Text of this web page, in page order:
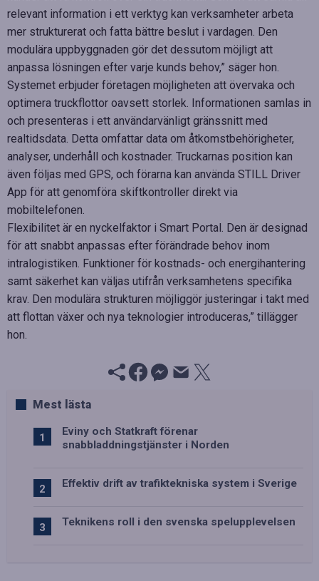
relevant information i ett verktyg kan verksamheter arbeta
mer strukturerat och fatta bättre beslut i vardagen. Den
modulära uppbyggnaden gör det dessutom möjligt att
anpassa lösningen efter varje kunds behov,” säger hon.
Systemet erbjuder företagen möjligheten att övervaka och
optimera truckflottor oavsett storlek. Informationen samlas in
och presenteras i ett användarvänligt gränssnitt med
realtidsdata. Detta omfattar data om åtkomstbehörigheter,
analyser, underhåll och kostnader. Truckarnas position kan
även följas med GPS, och förarna kan använda STILL Driver
App för att genomföra skiftkontroller direkt via
mobiltelefonen.
Flexibilitet är en nyckelfaktor i Smart Portal. Den är designad
för att snabbt anpassas efter förändrade behov inom
intralogistiken. Funktioner för kostnads- och energihantering
samt säkerhet kan väljas utifrån verksamhetens specifika
krav. Den modulära strukturen möjliggör justeringar i takt med
att flottan växer och nya teknologier introduceras,” tillägger
hon.
Mest lästa
Eviny och Statkraft förenar
snabbladdningstjänster i Norden
Effektiv drift av trafiktekniska system i Sverige
Teknikens roll i den svenska spelupplevelsen